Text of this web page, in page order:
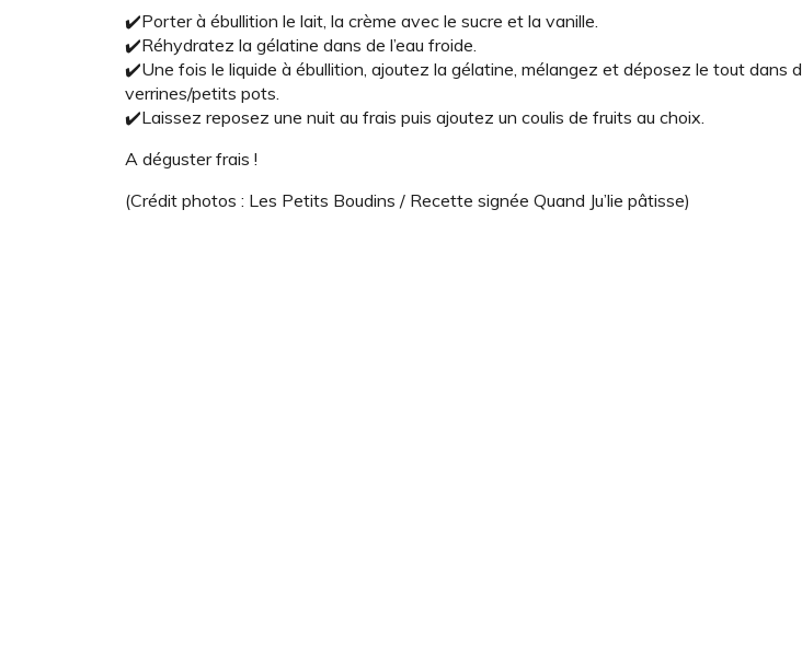
✔️Porter à ébullition le lait, la crème avec le sucre et la vanille.
✔️Réhydratez la gélatine dans de l’eau froide.
✔️Une fois le liquide à ébullition, ajoutez la gélatine, mélangez et déposez le tout dans
verrines/petits pots.
✔️Laissez reposez une nuit au frais puis ajoutez un coulis de fruits au choix.
A déguster frais !
(Crédit photos : Les Petits Boudins / Recette signée Quand Ju’lie pâtisse)